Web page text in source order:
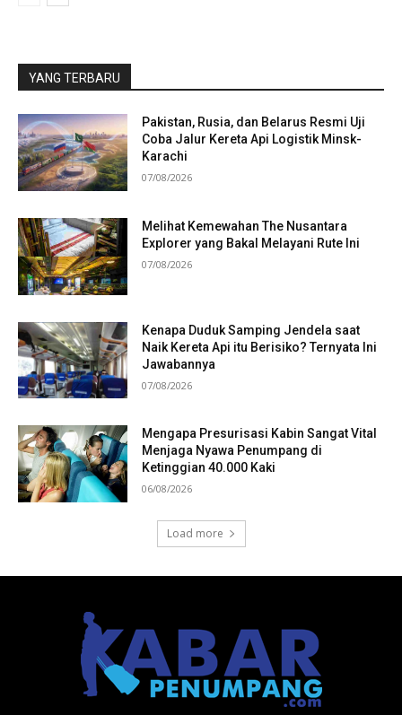
YANG TERBARU
Pakistan, Rusia, dan Belarus Resmi Uji
Coba Jalur Kereta Api Logistik Minsk-
Karachi
07/08/2026
Melihat Kemewahan The Nusantara
Explorer yang Bakal Melayani Rute Ini
07/08/2026
Kenapa Duduk Samping Jendela saat
Naik Kereta Api itu Berisiko? Ternyata Ini
Jawabannya
07/08/2026
Mengapa Presurisasi Kabin Sangat Vital
Menjaga Nyawa Penumpang di
Ketinggian 40.000 Kaki
06/08/2026
Load more